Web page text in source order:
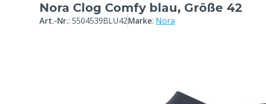
Nora Clog Comfy blau, Größe 42
Art.-Nr.: 5504539BLU42Marke: Nora